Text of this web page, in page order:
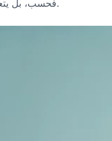
فحسب، بل يتعلق بالقيمة طويلة الأمد التي تحصل عليها.